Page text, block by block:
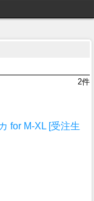
2件
for M-XL [受注生